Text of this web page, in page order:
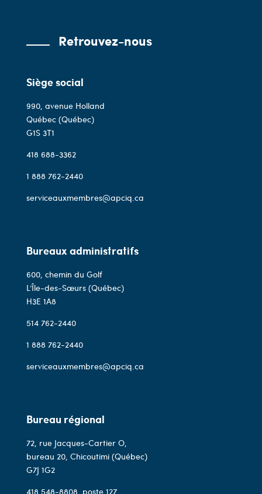
Retrouvez-nous
Siège social
990, avenue Holland
Québec (Québec)
G1S 3T1
418 688-3362
1 888 762-2440
serviceauxmembres@apciq.ca
Bureaux administratifs
600, chemin du Golf
L’Île-des-Sœurs (Québec)
H3E 1A8
514 762-2440
1 888 762-2440
serviceauxmembres@apciq.ca
Bureau régional
72, rue Jacques-Cartier O,
bureau 20, Chicoutimi (Québec)
G7J 1G2
418 548-8808 , poste 127